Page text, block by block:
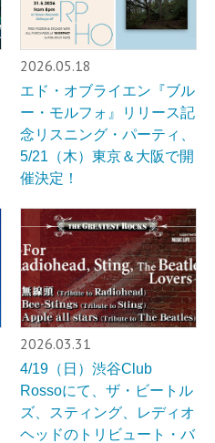
2026.05.18
エド・オブライエン『ブル
ー・モルフォ』リリース記
念リスニング・パーティ、
5/21（木）東京＆大阪で開
催決定！
2026.03.31
4/19（日）渋谷Club
Rossoにて、ザ・ビートル
ズ、スティング、レディオ
ヘッドのトリビュート・バ